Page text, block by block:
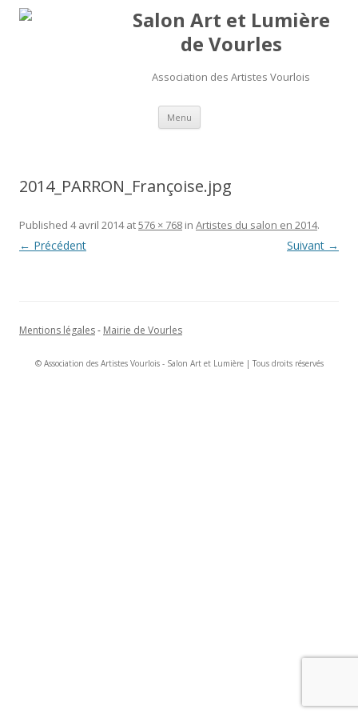
Salon Art et Lumière
de Vourles
Association des Artistes Vourlois
Menu Aller au contenu
2014_PARRON_Françoise.jpg
Published 4 avril 2014at576 × 768 in Artistes du salon en 2014.
← Précédent Suivant →
Mentions légales- Mairie de Vourles
© Association des Artistes Vourlois - Salon Art et Lumière | Tous droits réservés